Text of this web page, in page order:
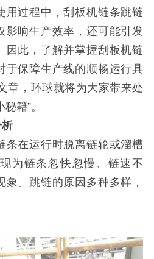
用过程中，刮板机链条跳链
影响生产效率，还可能引发
因此，了解并掌握刮板机链
于保障生产线的顺畅运行具
章，环球就将为大家带来处
籍”。
条在运行时脱离链轮或溜槽
为链条忽快忽慢、链速不
。跳链的原因多种多样，